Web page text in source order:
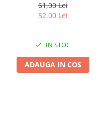
61,00 Lei
52,00 Lei
IN STOC
ADAUGA IN COS